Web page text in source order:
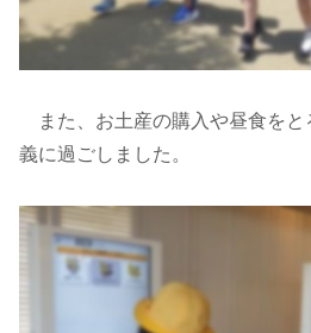
また、お土産の購入や昼食をと
義に過ごしました。